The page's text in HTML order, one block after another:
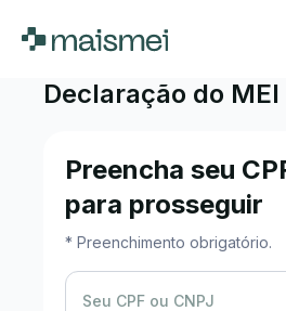
Declaração do MEI
Preencha seu
para prosseguir
* Preenchimento obrigatório.
Seu CPF ou CNPJ